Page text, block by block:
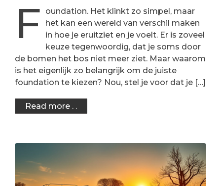
F
oundation. Het klinkt zo simpel, maar
het kan een wereld van verschil maken
in hoe je eruitziet en je voelt. Er is zoveel
keuze tegenwoordig, dat je soms door
de bomen het bos niet meer ziet. Maar waarom
is het eigenlijk zo belangrijk om de juiste
foundation te kiezen? Nou, stel je voor dat je […]
Read more . .